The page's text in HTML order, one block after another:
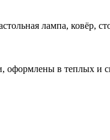
лампа, ковёр,
в теплых и